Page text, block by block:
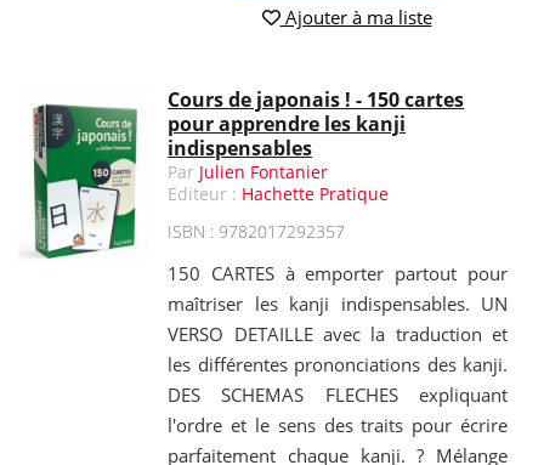
Ajouter à ma liste
Cours de japonais ! - 150 cartes
pour apprendre les kanji
indispensables
Par Julien Fontanier
Editeur : Hachette Pratique
ISBN : 9782017292357
150 CARTES à emporter partout pour
maîtriser les kanji indispensables. UN
VERSO DETAILLE avec la traduction et
les différentes prononciations des kanji.
DES SCHEMAS FLECHES expliquant
l'ordre et le sens des traits pour écrire
parfaitement chaque kanji. ? Mélange